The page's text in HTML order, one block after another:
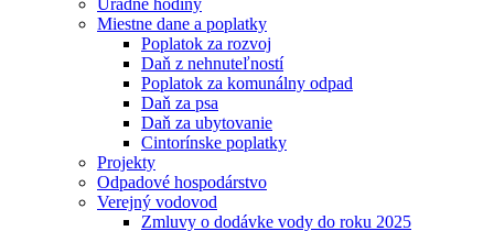
Úradné hodiny
Miestne dane a poplatky
Poplatok za rozvoj
Daň z nehnuteľností
Poplatok za komunálny odpad
Daň za psa
Daň za ubytovanie
Cintorínske poplatky
Projekty
Odpadové hospodárstvo
Verejný vodovod
Zmluvy o dodávke vody do roku 2025